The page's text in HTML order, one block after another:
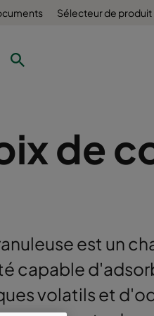
Sélecteur de produit
de
est un
capable
volatils et